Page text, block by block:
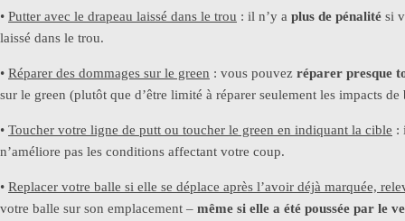
• Putter avec le drapeau laissé dans le trou : il n’y a plus de pénalité si
laissé dans le trou.
• Réparer des dommages sur le green : vous pouvez réparer presque
sur le green (plutôt que d’être limité à réparer seulement les impacts
• Toucher votre ligne de putt ou toucher le green en indiquant la cible :
n’améliore pas les conditions affectant votre coup.
• Replacer votre balle si elle se déplace après l’avoir déjà marquée,
votre balle sur son emplacement – même si elle a été poussée par le